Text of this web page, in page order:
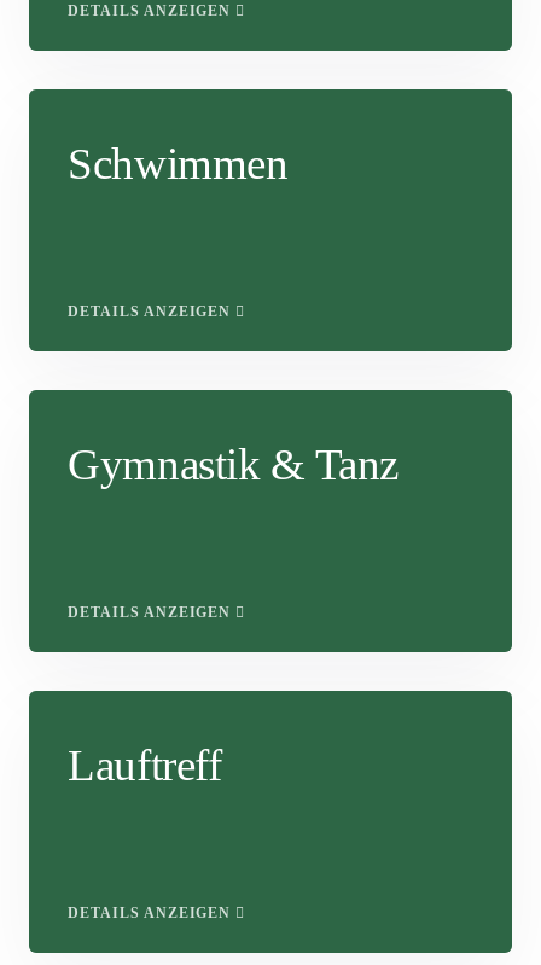
DETAILS ANZEIGEN
Schwimmen
DETAILS ANZEIGEN
Gymnastik & Tanz
DETAILS ANZEIGEN
Lauftreff
DETAILS ANZEIGEN